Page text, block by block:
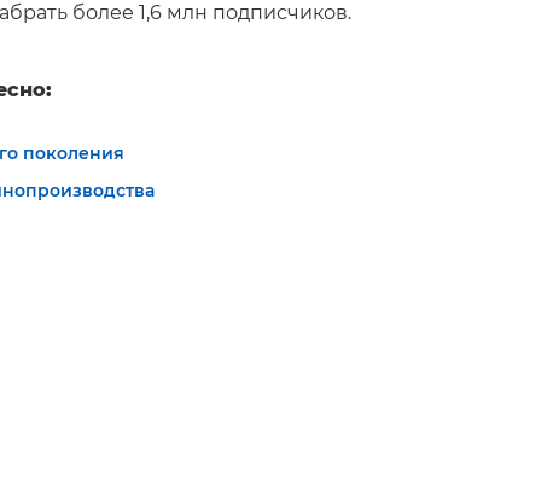
более 1,6 млн подписчиков.
поколения